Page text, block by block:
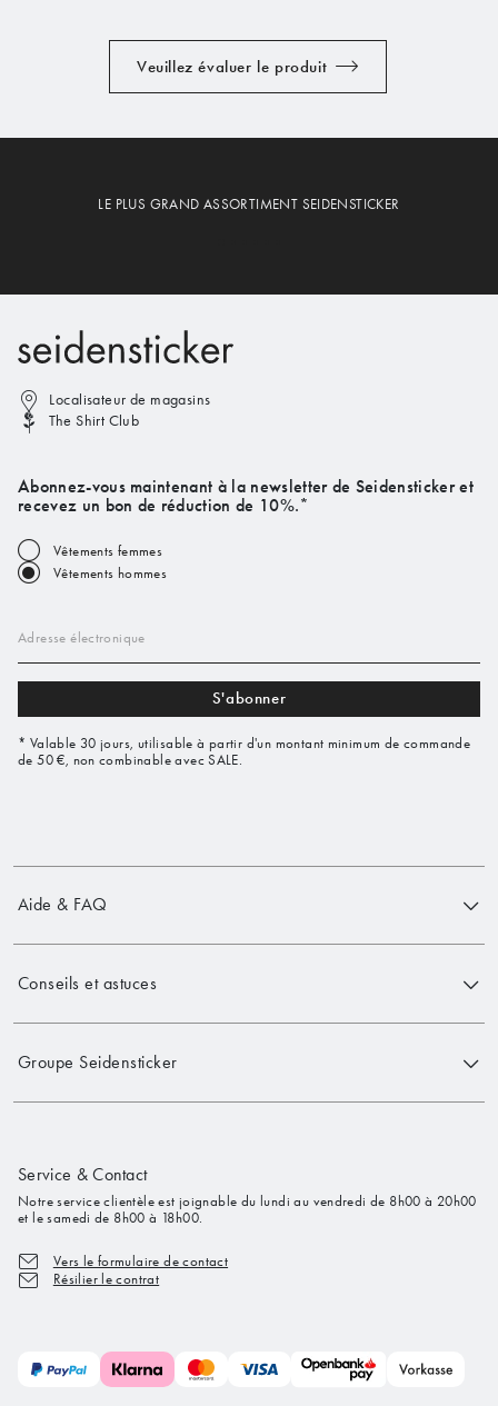
Veuillez évaluer le produit
LE PLUS GRAND ASSORTIMENT SEIDENSTICKER
Localisateur de magasins
The Shirt Club
Abonnez-vous maintenant à la newsletter de Seidensticker et
recevez un bon de réduction de 10%.*
Vêtements femmes
Vêtements hommes
Adresse électronique
S'abonner
* Valable 30 jours, utilisable à partir d'un montant minimum de commande
de 50 €, non combinable avec SALE.
Aide & FAQ
Conseils et astuces
Groupe Seidensticker
Service & Contact
Notre service clientèle est joignable du lundi au vendredi de 8h00 à 20h00
et le samedi de 8h00 à 18h00.
Vers le formulaire de contact
Résilier le contrat